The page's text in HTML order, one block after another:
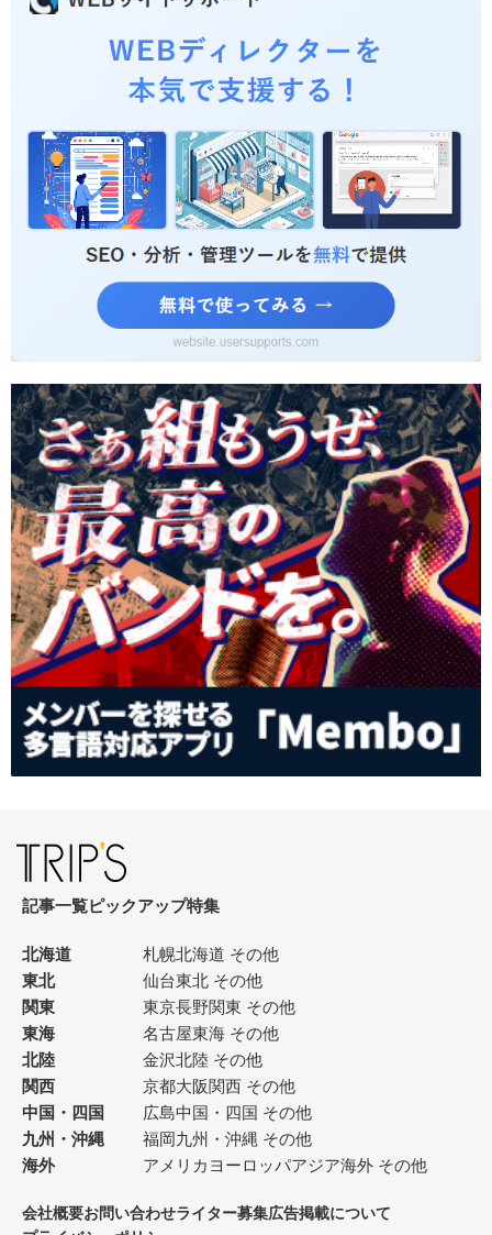
記事一覧ピックアップ特集
北海道 札幌北海道 その他
東北
仙台東北 その他
関東
東京長野関東 その他
東海
名古屋東海 その他
北陸
金沢北陸 その他
関西
京都大阪関西 その他
中国・四国
広島中国・四国 その他
九州・沖縄
福岡九州・沖縄 その他
海外
アメリカ ヨーロッパアジア海外 その他
会社概要お問い合わせライター募集広告掲載について